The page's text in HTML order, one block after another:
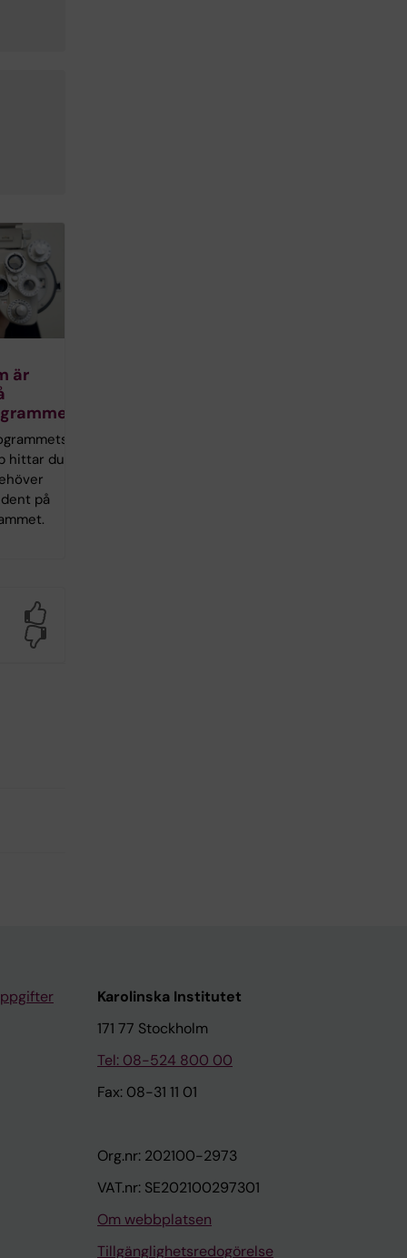
är
hittar du
på
Karolinska Institutet
171 77 Stockholm
Tel: 08-524 800 00
Fax: 08-31 11 01
Org.nr: 202100-2973
VAT.nr: SE202100297301
Om webbplatsen
Tillgänglighetsredogörelse